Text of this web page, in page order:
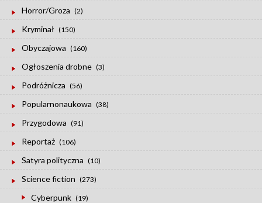
Horror/Groza (2)
Kryminał (150)
Obyczajowa (160)
Ogłoszenia drobne (3)
Podróżnicza (56)
Popularnonaukowa (38)
Przygodowa (91)
Reportaż (106)
Satyra polityczna (10)
Science fiction (273)
Cyberpunk (19)